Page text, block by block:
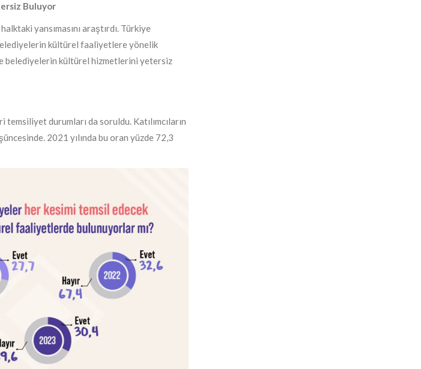
Buluyor
yansımasını araştırdı. Türkiye
kültürel faaliyetlere yönelik
belediyelerin kültürel hizmetlerini yetersiz
durumları da soruldu. Katılımcıların
2021 yılında bu oran yüzde 72,3